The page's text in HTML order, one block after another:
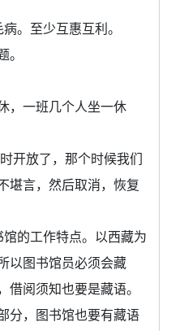
。至少互惠互利。
，一班几个人坐一休
开放了，那个时候我们
堪言，然后取消，恢复
的工作特点。以西藏为
以图书馆员必须会藏
阅须知也要是藏语。
分，图书馆也要有藏语